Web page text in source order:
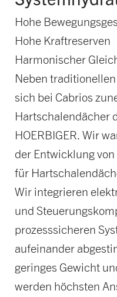
Hohe
Hohe Kraftreserven
Harmonischer
Neben
sich bei Cabrios
Hartschalendächer
HOERBIGER. Wir
der Entwicklung
für
Wir integrieren
und
prozesssicheren
aufeinander
geringes Gewicht
werden höchsten